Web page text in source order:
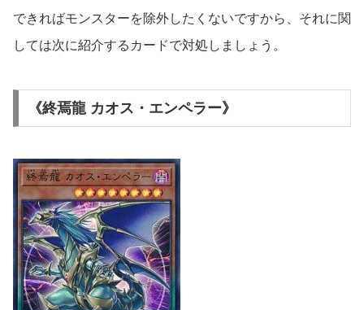
できればモンスターを除外したくないですから、それに関
しては次に紹介するカードで対処しましょう。
《終焉龍 カオス・エンペラー》